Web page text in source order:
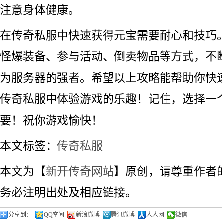
注意身体健康。
在传奇私服中快速获得元宝需要耐心和技巧
怪爆装备、参与活动、倒卖物品等方式，不
为服务器的强者。希望以上攻略能帮助你快
传奇私服中体验游戏的乐趣！记住，选择一
要！祝你游戏愉快！
本文标签： 传奇私服
本文为【新开传奇网站】原创，请尊重作者
务必注明出处及相应链接。
分享到： QQ空间 新浪微博 腾讯微博 人人网 微信